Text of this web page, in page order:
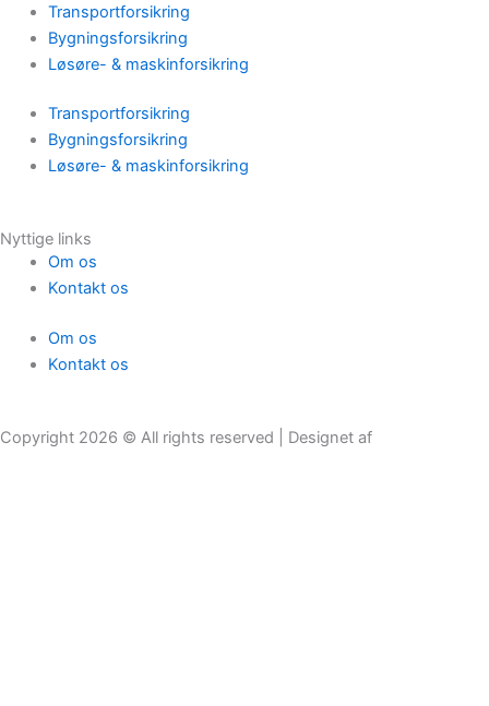
Transportforsikring
Bygningsforsikring
Løsøre- & maskinforsikring
Transportforsikring
Bygningsforsikring
Løsøre- & maskinforsikring
Nyttige links
Om os
Kontakt os
Om os
Kontakt os
Copyright 2026 © All rights reserved | Designet af